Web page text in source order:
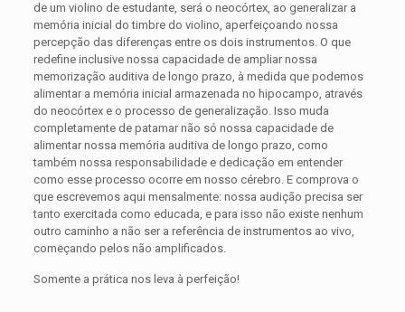
de um violino de estudante, será o neocórtex, ao generalizar a
memória inicial do timbre do violino, aperfeiçoando nossa
percepção das diferenças entre os dois instrumentos. O que
redefine inclusive nossa capacidade de ampliar nossa
memorização auditiva de longo prazo, à medida que podemos
alimentar a memória inicial armazenada no hipocampo, através
do neocórtex e o processo de generalização. Isso muda
completamente de patamar não só nossa capacidade de
alimentar nossa memória auditiva de longo prazo, como
também nossa responsabilidade e dedicação em entender
como esse processo ocorre em nosso cérebro. E comprova o
que escrevemos aqui mensalmente: nossa audição precisa ser
tanto exercitada como educada, e para isso não existe nenhum
outro caminho a não ser a referência de instrumentos ao vivo,
começando pelos não amplificados.
Somente a prática nos leva à perfeição!